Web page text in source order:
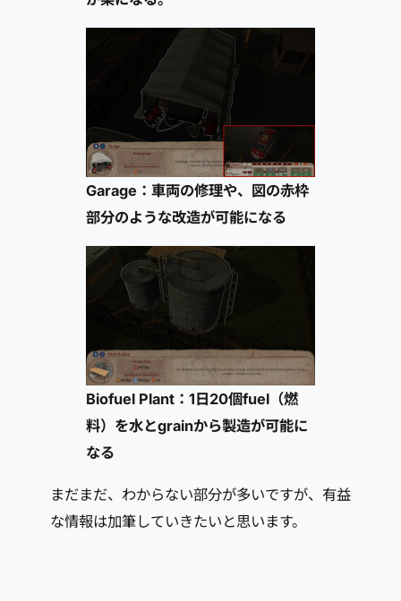
Garage：車両の修理や、図の赤枠
部分のような改造が可能になる
Biofuel Plant：1日20個fuel（燃
料）を水とgrainから製造が可能に
なる
まだまだ、わからない部分が多いですが、有益
な情報は加筆していきたいと思います。